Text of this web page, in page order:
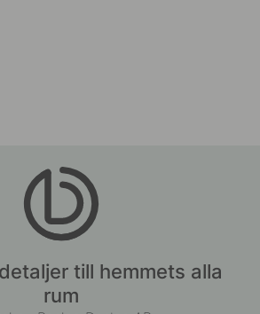
till hemmets alla
rum